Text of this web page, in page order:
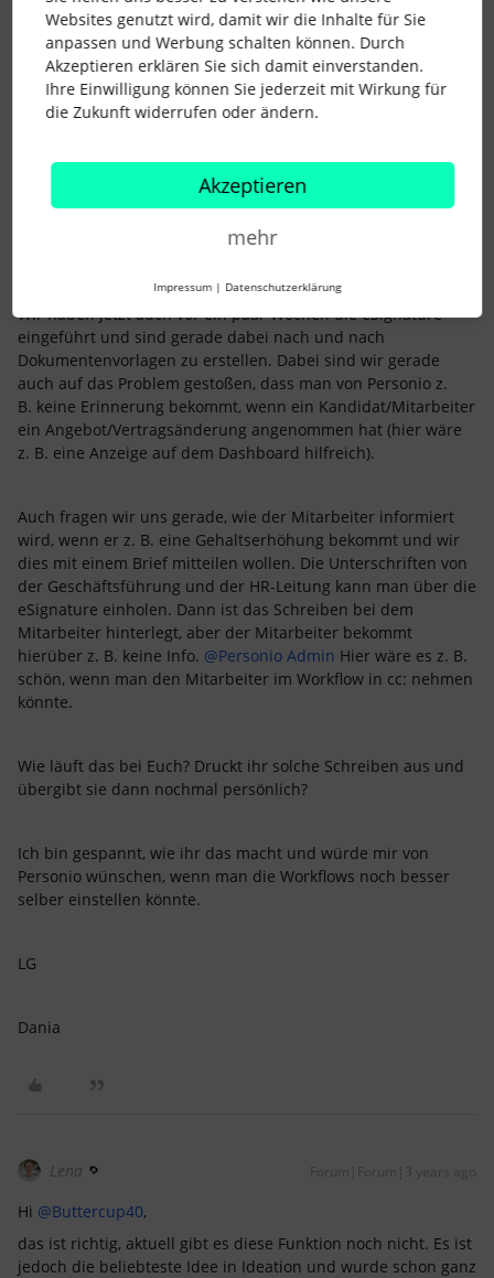
Lena
1 Personen gefällt dies
Buttercup40 Forum|Forum|3 years ago
Wir haben jetzt auch vor ein paar Wochen die eSignature
eingeführt und sind gerade dabei nach und nach
Dokumentenvorlagen zu erstellen. Dabei sind wir gerade
auch auf das Problem gestoßen, dass man von Personio z.
B. keine Erinnerung bekommt, wenn ein Kandidat/Mitarbeiter
ein Angebot/Vertragsänderung angenommen hat (hier wäre
z. B. eine Anzeige auf dem Dashboard hilfreich).
Auch fragen wir uns gerade, wie der Mitarbeiter informiert
wird, wenn er z. B. eine Gehaltserhöhung bekommt und wir
dies mit einem Brief mitteilen wollen. Die Unterschriften von
der Geschäftsführung und der HR-Leitung kann man über die
eSignature einholen. Dann ist das Schreiben bei dem
Mitarbeiter hinterlegt, aber der Mitarbeiter bekommt
hierüber z. B. keine Info. @Personio Admin Hier wäre es z. B.
schön, wenn man den Mitarbeiter im Workflow in cc: nehmen
könnte.
Wie läuft das bei Euch? Druckt ihr solche Schreiben aus und
übergibt sie dann nochmal persönlich?
Ich bin gespannt, wie ihr das macht und würde mir von
Personio wünschen, wenn man die Workflows noch besser
selber einstellen könnte.
LG
Dania
Lena Forum|Forum|3 years ago
Hi @Buttercup40,
das ist richtig, aktuell gibt es diese Funktion noch nicht. Es ist
jedoch die beliebteste Idee in Ideation und wurde schon ganz
Websites genutzt wird, damit wir die Inhalte für Sie
anpassen und Werbung schalten können. Durch
Akzeptieren erklären Sie sich damit einverstanden.
Ihre Einwilligung können Sie jederzeit mit Wirkung für
die Zukunft widerrufen oder ändern.
Akzeptieren
mehr
Impressum | Datenschutzerklärung